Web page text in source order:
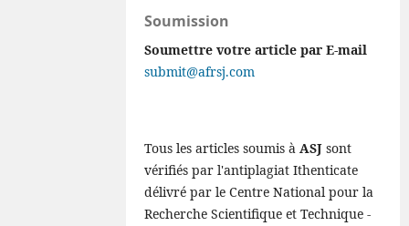
Soumission
Soumettre votre article par E-mail
submit@afrsj.com
Tous les articles soumis àASJ sont
vérifiés par l'antiplagiat Ithenticate
délivré par le Centre National pour la
Recherche Scientifique et Technique -